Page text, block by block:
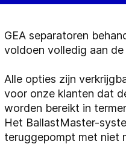
GEA separatoren
voldoen volledig aan de
Alle opties zijn
voor onze klanten dat
worden bereikt in
Het BallastMaster-
teruggepompt met niet